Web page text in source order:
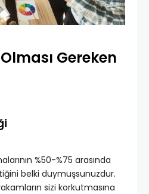
Gereken
%50-%75 arasında
belki duymuşsunuzdur.
sizi korkutmasına